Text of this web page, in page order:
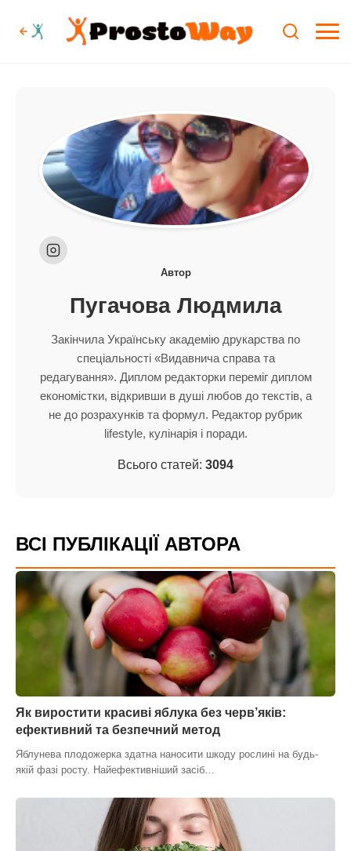
Автор
Пугачова Людмила
Закінчила Українську академію друкарства по
спеціальності «Видавнича справа та
редагування». Диплом редакторки переміг диплом
економістки, відкривши в душі любов до текстів, а
не до розрахунків та формул. Редактор рубрик
lifestyle, кулінарія і поради.
Всього статей: 3094
ВСІ ПУБЛІКАЦІЇ АВТОРА
Як виростити красиві яблука без черв’яків:
ефективний та безпечний метод
Яблунева плодожерка здатна наносити шкоду рослині на будь-
якій фазі росту. Найефективніший засіб…